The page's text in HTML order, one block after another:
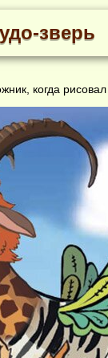
зверь
когда рисовал